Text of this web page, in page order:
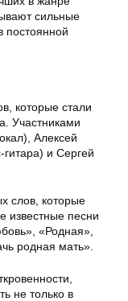
сильные
постоянной
которые стали
Участниками
Алексей
и Сергей
слов, которые
известные песни
«Родная»,
родная мать».
не только в